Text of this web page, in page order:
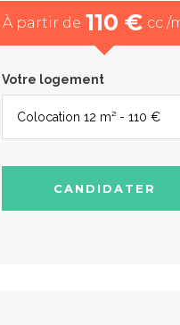
À partir de 110 € cc /
Votre logement
CANDIDATER